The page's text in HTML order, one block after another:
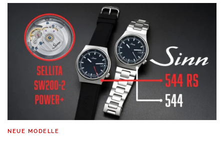
NEUE MODELLE